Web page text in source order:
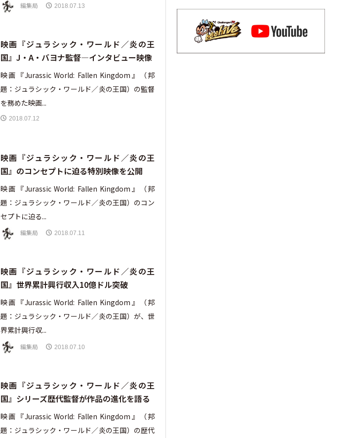
編集局 2018.07.13
映画『ジュラシック・ワールド／炎の王
国』J・A・バヨナ監督―インタビュー映像
映画『Jurassic World: Fallen Kingdom』（邦
題：ジュラシック・ワールド／炎の王国）の監督
を務めた映画...
2018.07.12
映画『ジュラシック・ワールド／炎の王
国』のコンセプトに迫る特別映像を公開
映画『Jurassic World: Fallen Kingdom』（邦
題：ジュラシック・ワールド／炎の王国）のコン
セプトに迫る...
編集局 2018.07.11
映画『ジュラシック・ワールド／炎の王
国』世界累計興行収入10億ドル突破
映画『Jurassic World: Fallen Kingdom』（邦
題：ジュラシック・ワールド／炎の王国）が、世
界累計興行収...
編集局 2018.07.10
映画『ジュラシック・ワールド／炎の王
国』シリーズ歴代監督が作品の進化を語る
映画『Jurassic World: Fallen Kingdom』（邦
題：ジュラシック・ワールド／炎の王国）の歴代